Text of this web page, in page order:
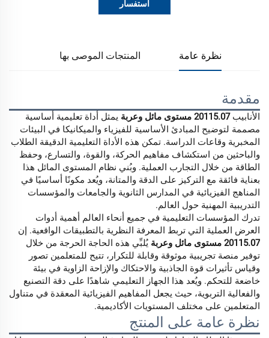
استفسار
نظرة عامة المنتجات الموصى بها
مقدمة
الأنابيب20115.07 مستوى مائل وعربة
يمثل أداة تعليمية أساسية
مصممة لتوضيح المبادئ الأساسية للفيزياء والميكانيكا في البيئات
المخبرية وقاعات الدراسة. تمكن هذه الأداة التعليمية الدقيقة الطلاب
والباحثين من استكشاف مفاهيم الحركة، والقوة، والتسارع، وحفظ
الطاقة من خلال التجارب العملية. وبُني نظام المستوى المائل هذا
بعناية فائقة مع التركيز على الدقة والمتانة، ويُعد مكونًا أساسيًا في
المناهج الفيزيائية في المدارس الثانوية والجامعات والمؤسسات
التدريبية المهنية حول العالم.
تدرك المؤسسات التعليمية في جميع أنحاء العالم أهمية أدوات
العرض العملية التي تربط المعرفة النظرية بالتطبيقات الواقعية. إن
20115.07 مستوى مائل وعربة
يُلبِّي هذه الحاجة الحرجة من خلال
توفير منصة تجريبية موثوقة وقابلة للتكرار، تتيح للمتعلمين تصور
وقياس تأثيرات قوة الجاذبية والاحتكاك والإزاحة الزاوية في بيئة
خاضعة للتحكم. ويُعد هذا الجهاز التعليمي شاهدًا على دقة التصنيع
والفعالية التربوية، حيث يجعل المفاهيم الفيزيائية المعقدة في متناول
المتعلمين على مختلف المستويات الأكاديمية.
نظرة عامة على المنتج